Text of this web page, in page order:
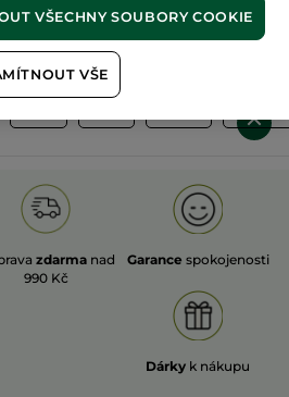
RTY OČI
zdarma nad
990 Kč
Garance spokojenosti
Dárky k nákupu
VŠE
VŠECHNY SOUBORY COOKIE